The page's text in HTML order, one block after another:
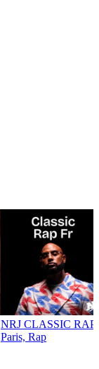
NRJ CLASSIC RAP
Paris, Rap